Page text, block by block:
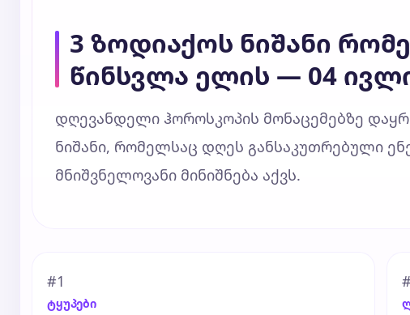
3 ზოდიაქოს ნიშანი
წინსვლა ელის — 04
დღევანდელი ჰოროსკოპის მონაცემებზე
ნიშანი, რომელსაც დღეს განსაკუთრებული
მნიშვნელოვანი მინიშნება აქვს.
#1
ტყუპები